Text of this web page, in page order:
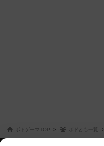
ボドゲーマTOP ボドとも一覧